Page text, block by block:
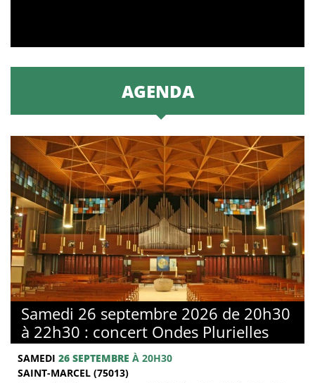
AGENDA
Samedi 26 septembre 2026 de 20h30
à 22h30 : concert Ondes Plurielles
SAMEDI 26 SEPTEMBRE À 20H30
SAINT-MARCEL (75013)